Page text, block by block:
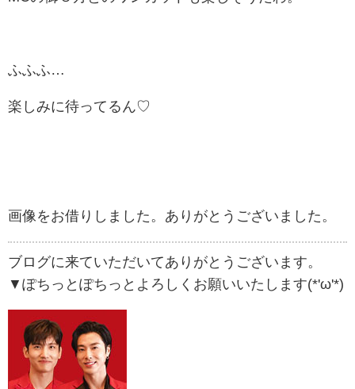
ふふふ…
楽しみに待ってるん♡
画像をお借りしました。ありがとうございました。
ブログに来ていただいてありがとうございます。
▼ぽちっとぽちっとよろしくお願いいたします(*'ω'*)